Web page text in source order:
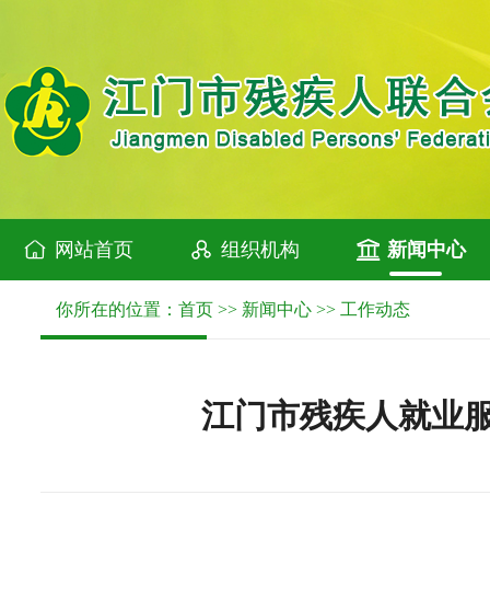
网站首页 组织机构 新闻中心
你所在的位置： 首页 >> 新闻中心 >> 工作动态
江门市残疾人就业